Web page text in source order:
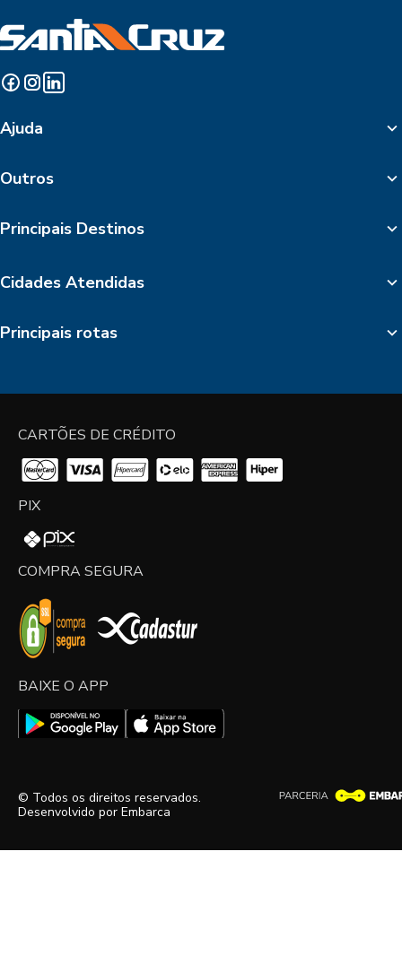
Ajuda
Outros
Principais Destinos
Cidades Atendidas
Principais rotas
CARTÕES DE CRÉDITO
PIX
COMPRA SEGURA
BAIXE O APP
© Todos os direitos reservados.
Desenvolvido por Embarca